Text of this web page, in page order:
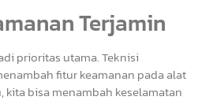
Terjamin
prioritas utama. Teknisi
fitur keamanan pada alat
kita bisa menambah keselamatan